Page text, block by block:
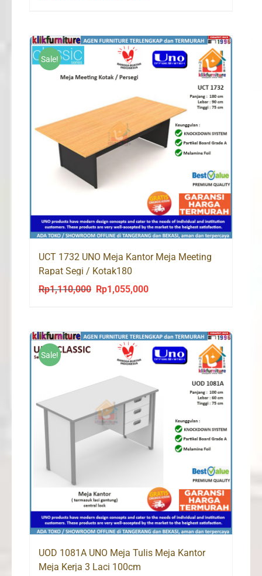
Rp1,955,000. Rp1,858,000.
Sale!
UCT 1732 UNO Meja Kantor Meja Meeting
Rapat Segi / Kotak180
Rp1,110,000
Original
Rp1,110,000.
Rp1,055,000Current
Rp1,055,000.
Sale!
UOD 1081A UNO Meja Tulis Meja Kantor
Meja Kerja 3 Laci 100cm